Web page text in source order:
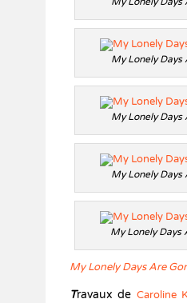
My Lonely
My Lonely
My Lonely
My Lonely Days
My Lonely Days Are
Travaux de Caroline